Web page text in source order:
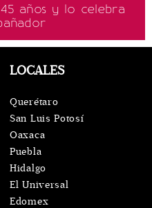
años y lo celebra
LOCALES
Querétaro
San Luis Potosí
Oaxaca
Puebla
Hidalgo
El Universal
Edomex